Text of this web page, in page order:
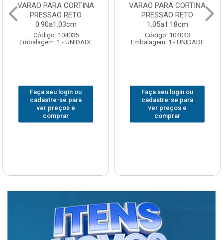
VARAO PARA CORTINA
PRESSAO RETO
0.90a1.03cm
Código: 104035
Embalagem: 1 - UNIDADE
Faça seu login ou
cadastre-se para
ver preços e
comprar
VARAO PARA CORTINA
PRESSAO RETO
1.05a1.18cm
Código: 104043
Embalagem: 1 - UNIDADE
Faça seu login ou
cadastre-se para
ver preços e
comprar